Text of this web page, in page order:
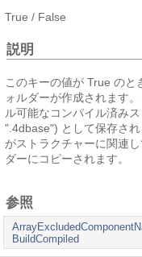
True / False
説明
このキーの値が True の
ォルダーが作成されます
ル可能なコンパイル済み
".4dbase") として保存さ
がストラクチャーに関連
ダーにコピーされます。
参照
BuildCompiled